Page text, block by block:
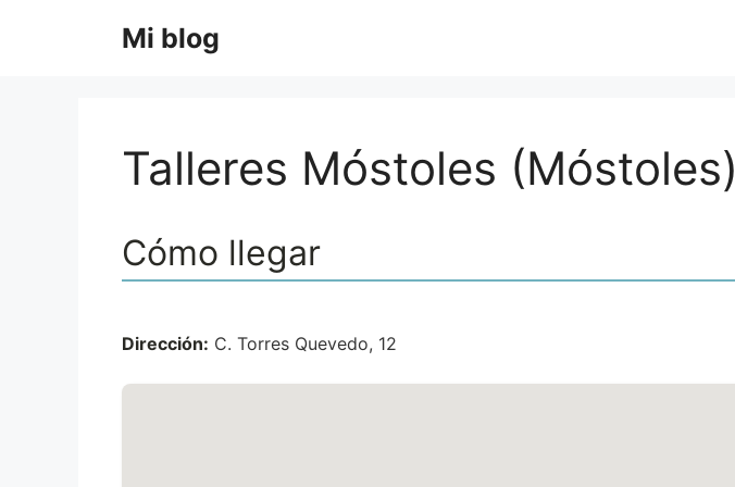
Mi blog
Talleres Móstoles (Móstoles)
Cómo llegar
Dirección: C. Torres Quevedo, 12